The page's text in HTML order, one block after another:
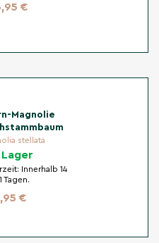
€
Magnolie
stellata
Innerhalb 14
Tagen.
€